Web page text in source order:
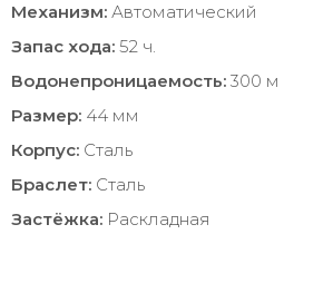
Механизм: Автоматический
Запас хода: 52 ч.
Водонепроницаемость: 300 м
Размер: 44 мм
Корпус: Сталь
Браслет: Сталь
Застёжка: Раскладная